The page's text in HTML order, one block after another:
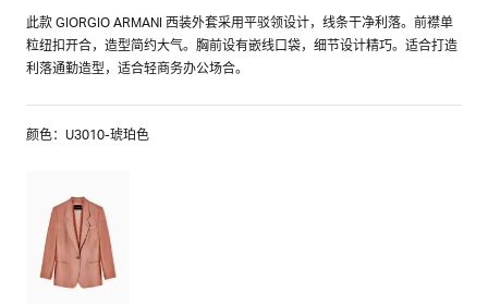
此款 GIORGIO ARMANI 西装外套采用平驳领设计，线条干净利落。前襟单
粒纽扣开合，造型简约大气。胸前设有嵌线口袋，细节设计精巧。适合打造
利落通勤造型，适合轻商务办公场合。
颜色：U3010-琥珀色